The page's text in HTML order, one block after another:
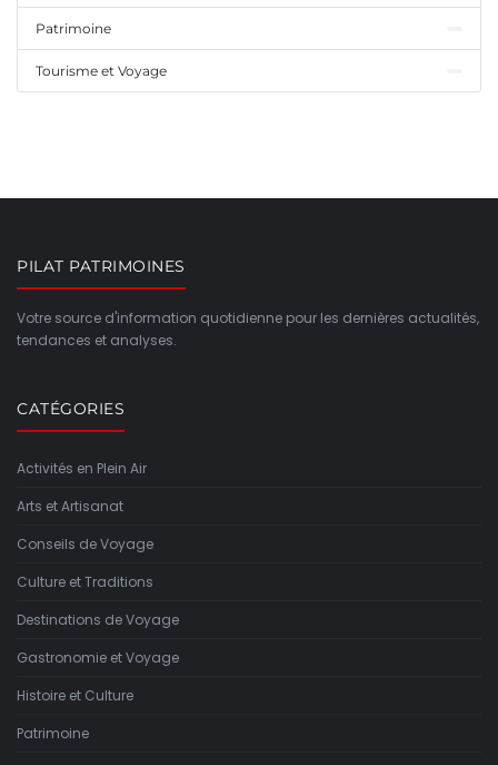
Patrimoine
Tourisme et Voyage
PILAT PATRIMOINES
Votre source d'information quotidienne pour les dernières actualités,
tendances et analyses.
CATÉGORIES
Activités en Plein Air
Arts et Artisanat
Conseils de Voyage
Culture et Traditions
Destinations de Voyage
Gastronomie et Voyage
Histoire et Culture
Patrimoine